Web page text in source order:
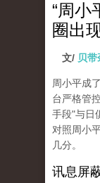
“周小
圈出
文/ 贝带
周小平成
台严格管
手段"与日
对照周小
几分。
讯息屏